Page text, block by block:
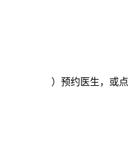
）预约医生，或点